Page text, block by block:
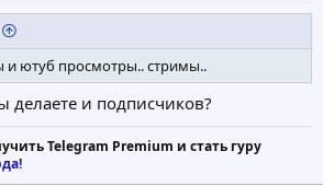
и ютуб просмотры.. стримы..
делаете и подписчиков?
Telegram Premium и стать гуру